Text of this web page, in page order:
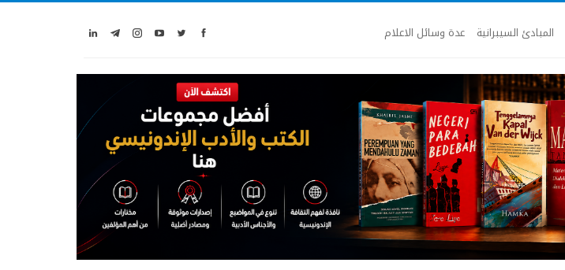
المبادئ السيبرانية عدة وسائل الاعلام